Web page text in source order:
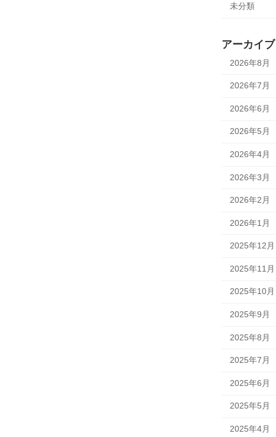
未分類
アーカイブ
2026年8月
2026年7月
2026年6月
2026年5月
2026年4月
2026年3月
2026年2月
2026年1月
2025年12月
2025年11月
2025年10月
2025年9月
2025年8月
2025年7月
2025年6月
2025年5月
2025年4月